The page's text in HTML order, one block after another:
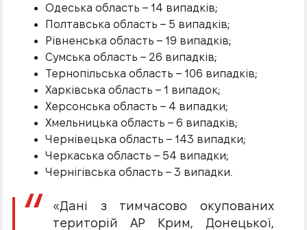
Одеська область – 14 випадків;
Полтавська область – 5 випадків;
Рівненська область – 19 випадків;
Сумська область – 26 випадків;
Тернопільська область – 106 випадків;
Харківська область – 1 випадок;
Херсонська область – 4 випадки;
Хмельницька область – 6 випадків;
Чернівецька область – 143 випадки;
Черкаська область – 54 випадки;
Чернігівська область – 3 випадки.
«Дані з тимчасово окупованих
територій АР Крим, Донецької,